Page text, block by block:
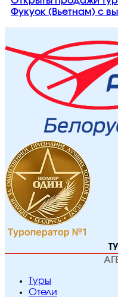
Фукуок (Вьетнам) с
Туры
Отели